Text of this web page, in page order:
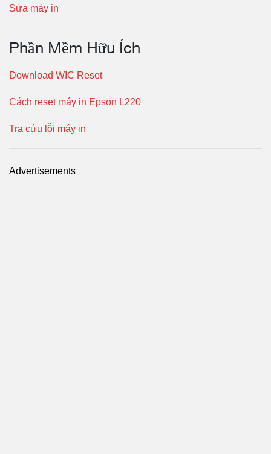
Sửa máy in
Phần Mềm Hữu Ích
Download WIC Reset
Cách reset máy in Epson L220
Tra cứu lỗi máy in
Advertisements